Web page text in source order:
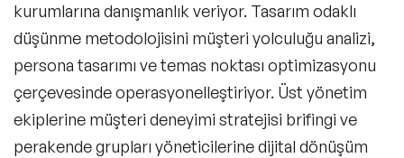
kurumlarına danışmanlık veriyor. Tasarım odaklı
düşünme metodolojisini müşteri yolculuğu analizi,
persona tasarımı ve temas noktası optimizasyonu
çerçevesinde operasyonelleştiriyor. Üst yönetim
ekiplerine müşteri deneyimi stratejisi brifingi ve
perakende grupları yöneticilerine dijital dönüşüm
Satış Konuşmacıları
İkna & Müzakere Sanatı Konuşmacıları
Ebeveynlik Konuşmacıları
Wellness Konuşmacıları